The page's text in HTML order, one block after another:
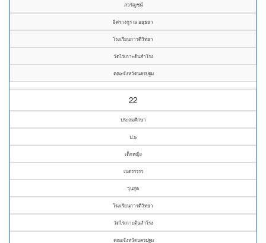
ภวรัญชน์
อิศรางกูร ณ อยุธยา
โรงเรียนการดีวิทยา
วัดไร่เกาะต้นสำโรง
คณะจังหวัดนครปฐม
22
ประถมศึกษา
ป.๖
เด็กหญิง
เนตรรรรร
วุ่นสุด
โรงเรียนการดีวิทยา
วัดไร่เกาะต้นสำโรง
คณะจังหวัดนครปฐม